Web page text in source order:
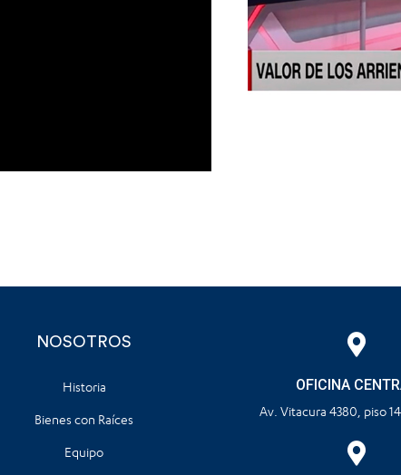
NOSOTROS
Historia
Bienes con Raíces
Equipo
OFICINA
Av. Vitacura 4380, piso